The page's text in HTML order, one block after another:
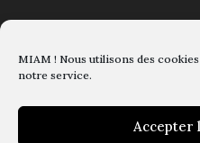
MIAM ! Nous utilisons des
notre service.
Accepter